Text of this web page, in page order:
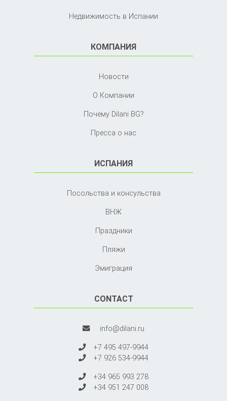
Недвижимость в Испании
КОМПАНИЯ
Новости
О Компании
Почему Dilani BG?
Пресса о нас
ИСПАНИЯ
Посольства и консульства
ВНЖ
Праздники
Пляжи
Эмиграция
CONTACT
info@dilani.ru
+7 495 497-9944
+7 926 534-9944
+34 965 993 278
+34 951 247 008